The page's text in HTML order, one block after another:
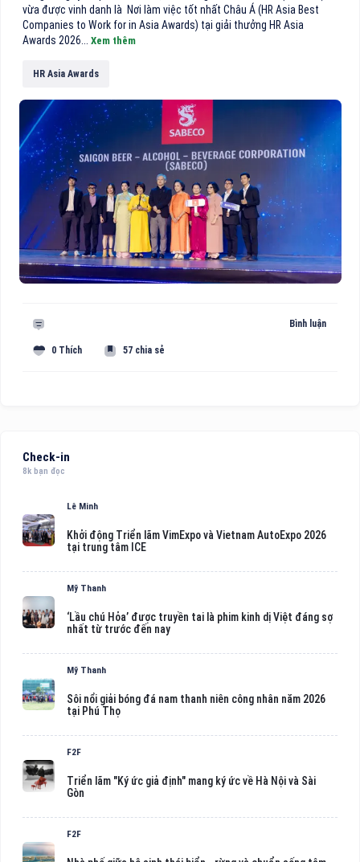
vừa được vinh danh là Nơi làm việc tốt nhất Châu Á (HR Asia Best
Companies to Work for in Asia Awards) tại giải thưởng HR Asia
Awards 2026... Xem thêm
HR Asia Awards
Bình luận
0 Thích 57 chia sẻ
Check-in
8k bạn đọc
Lê Minh
Khởi động Triển lãm VimExpo và Vietnam AutoExpo 2026
tại trung tâm ICE
Mỹ Thanh
‘Lầu chú Hỏa’ được truyền tai là phim kinh dị Việt đáng sợ
nhất từ trước đến nay
Mỹ Thanh
Sôi nổi giải bóng đá nam thanh niên công nhân năm 2026
tại Phú Thọ
F2F
Triển lãm "Ký ức giả định" mang ký ức về Hà Nội và Sài
Gòn
F2F